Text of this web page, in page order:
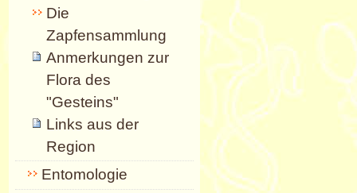
Die
Zapfensammlung
Anmerkungen zur
Flora des
"Gesteins"
Links aus der
Region
Entomologie